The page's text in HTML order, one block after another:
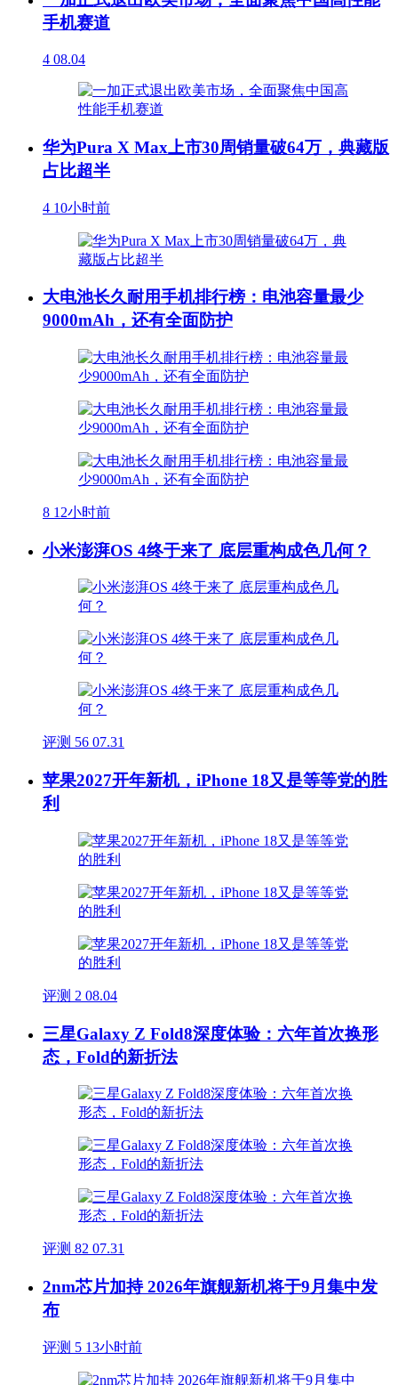
手机赛道
4 08.04
华为Pura X Max上市30周销量破64万，典藏版
占比超半
4 10小时前
大电池长久耐用手机排行榜：电池容量最少
9000mAh，还有全面防护
8 12小时前
小米澎湃OS 4终于来了 底层重构成色几何？
评测 56 07.31
苹果2027开年新机，iPhone 18又是等等党的胜
利
评测 2 08.04
三星Galaxy Z Fold8深度体验：六年首次换形
态，Fold的新折法
评测 82 07.31
2nm芯片加持 2026年旗舰新机将于9月集中发
布
评测 5 13小时前